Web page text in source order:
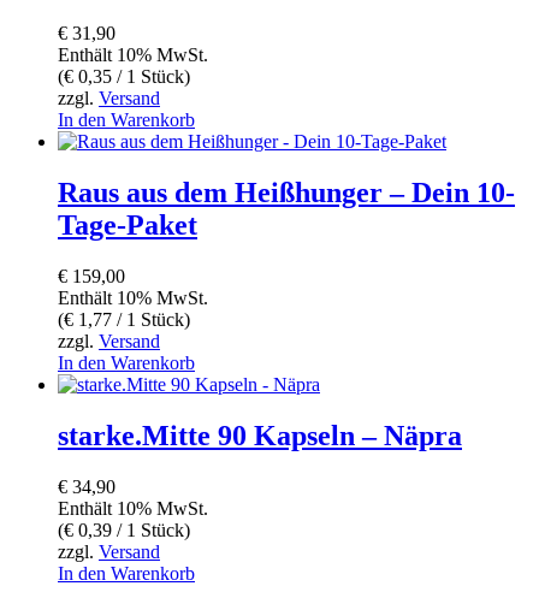
€ 31,90
Enthält 10% MwSt.
(€ 0,35 / 1 Stück)
zzgl. Versand
In den Warenkorb
Raus aus dem Heißhunger – Dein 10-
Tage-Paket
€ 159,00
Enthält 10% MwSt.
(€ 1,77 / 1 Stück)
zzgl. Versand
In den Warenkorb
starke.Mitte 90 Kapseln – Näpra
€ 34,90
Enthält 10% MwSt.
(€ 0,39 / 1 Stück)
zzgl. Versand
In den Warenkorb